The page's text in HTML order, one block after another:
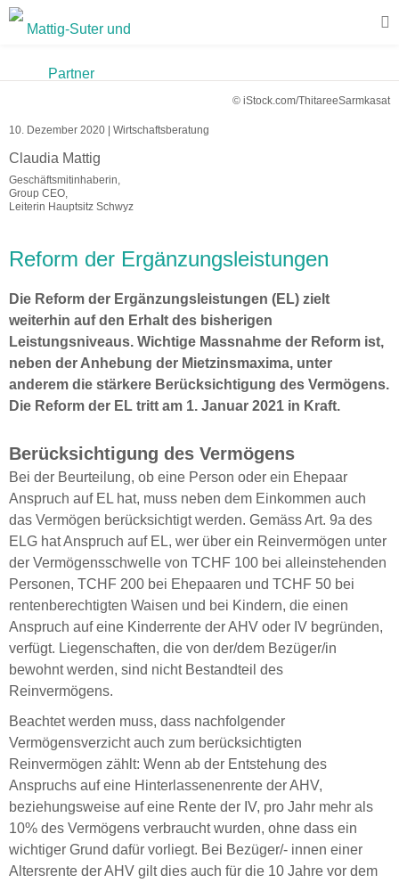
© iStock.com/ThitareeSarmkasat
10. Dezember 2020 Wirtschaftsberatung
Claudia Mattig
Geschäftsmitinhaberin,
Group CEO,
Leiterin Hauptsitz Schwyz
Reform der Ergänzungsleistungen
Die Reform der Ergänzungsleistungen (EL) zielt
weiterhin auf den Erhalt des bisherigen
Leistungsniveaus. Wichtige Massnahme der Reform ist,
neben der Anhebung der Mietzinsmaxima, unter
anderem die stärkere Berücksichtigung des Vermögens.
Die Reform der EL tritt am 1. Januar 2021 in Kraft.
Berücksichtigung des Vermögens
Bei der Beurteilung, ob eine Person oder ein Ehepaar
Anspruch auf EL hat, muss neben dem Einkommen auch
das Vermögen berücksichtigt werden. Gemäss Art. 9a des
ELG hat Anspruch auf EL, wer über ein Reinvermögen unter
der Vermögensschwelle von TCHF 100 bei alleinstehenden
Personen, TCHF 200 bei Ehepaaren und TCHF 50 bei
rentenberechtigten Waisen und bei Kindern, die einen
Anspruch auf eine Kinderrente der AHV oder IV begründen,
verfügt. Liegenschaften, die von der/dem Bezüger/in
bewohnt werden, sind nicht Bestandteil des
Reinvermögens.
Beachtet werden muss, dass nachfolgender
Vermögensverzicht auch zum berücksichtigten
Reinvermögen zählt: Wenn ab der Entstehung des
Anspruchs auf eine Hinterlassenenrente der AHV,
beziehungsweise auf eine Rente der IV, pro Jahr mehr als
10% des Vermögens verbraucht wurden, ohne dass ein
wichtiger Grund dafür vorliegt. Bei Bezüger/- innen einer
Altersrente der AHV gilt dies auch für die 10 Jahre vor dem